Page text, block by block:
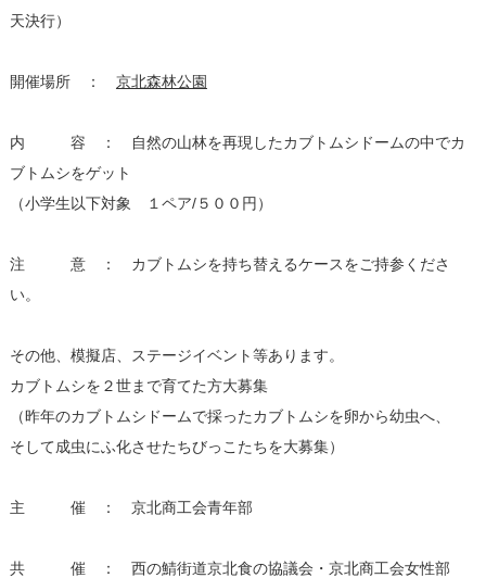
天決行）
開催場所 ： 京北森林公園
内 容 ： 自然の山林を再現したカブトムシドームの中でカ
ブトムシをゲット
（小学生以下対象 １ペア/５００円）
注 意 ： カブトムシを持ち替えるケースをご持参くださ
い。
その他、模擬店、ステージイベント等あります。
カブトムシを２世まで育てた方大募集
（昨年のカブトムシドームで採ったカブトムシを卵から幼虫へ、
そして成虫にふ化させたちびっこたちを大募集）
主 催 ： 京北商工会青年部
共 催 ： 西の鯖街道京北食の協議会・京北商工会女性部